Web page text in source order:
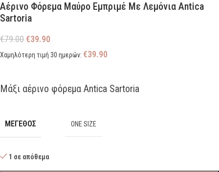
Αέρινο Φόρεμα Μαύρο Εμπριμέ Με Λεμόνια Antica
Sartoria
€79.00€39.90
Χαμηλότερη τιμή 30 ημερών: €39.90
Μάξι αέρινο φόρεμα Antica Sartoria
ΜΕΓΕΘΟΣ ONE SIZE
1 σε απόθεμα